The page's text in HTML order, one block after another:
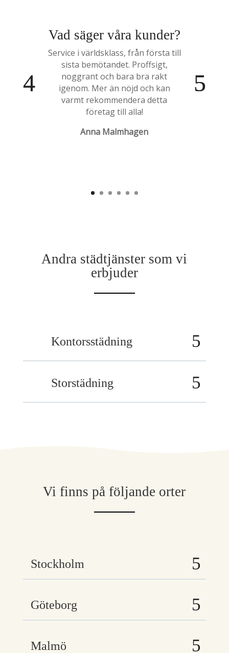
Vad säger våra kunder?
Service i världsklass, från första till
sista bemötandet. Proffsigt,
noggrant och bara bra rakt
igenom. Mer än nöjd och kan
varmt rekommendera detta
företag till alla!
Anna Malmhagen
Andra städtjänster som vi
erbjuder
Kontorsstädning
Storstädning
Vi finns på följande orter
Stockholm
Göteborg
Malmö